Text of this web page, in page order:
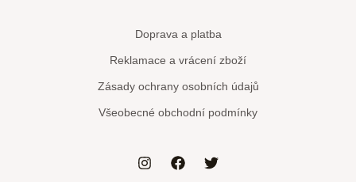
Doprava a platba
Reklamace a vrácení zboží
Zásady ochrany osobních údajů
Všeobecné obchodní podmínky